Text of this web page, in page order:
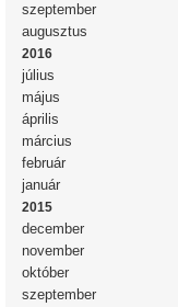
szeptember
augusztus
2016
július
május
április
március
február
január
2015
december
november
október
szeptember